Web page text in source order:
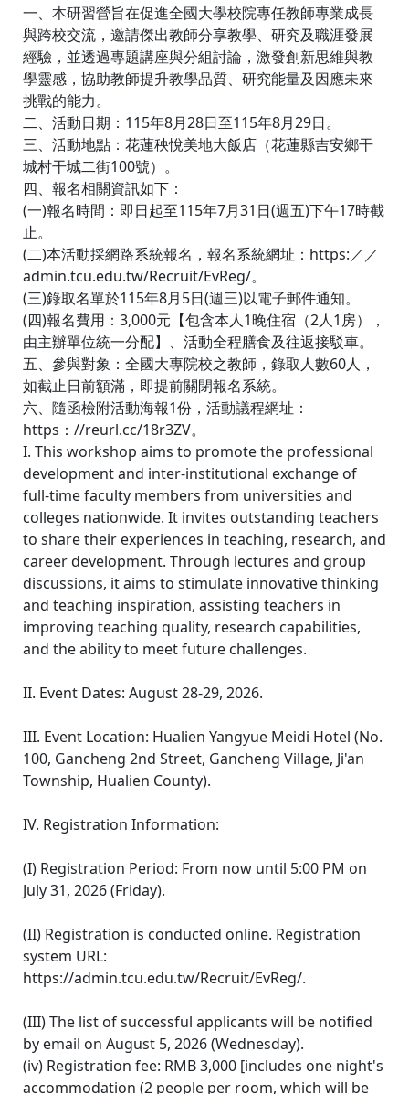
一、本研習營旨在促進全國大學校院專任教師專業成長
與跨校交流，邀請傑出教師分享教學、研究及職涯發展
經驗，並透過專題講座與分組討論，激發創新思維與教
學靈感，協助教師提升教學品質、研究能量及因應未來
挑戰的能力。
二、活動日期：115年8月28日至115年8月29日。
三、活動地點：花蓮秧悅美地大飯店（花蓮縣吉安鄉干
城村干城二街100號）。
四、報名相關資訊如下：
(一)報名時間：即日起至115年7月31日(週五)下午17時截
止。
(二)本活動採網路系統報名，報名系統網址：https:／／
admin.tcu.edu.tw/Recruit/EvReg/。
(三)錄取名單於115年8月5日(週三)以電子郵件通知。
(四)報名費用：3,000元【包含本人1晚住宿（2人1房），
由主辦單位統一分配】、活動全程膳食及往返接駁車。
五、參與對象：全國大專院校之教師，錄取人數60人，
如截止日前額滿，即提前關閉報名系統。
六、隨函檢附活動海報1份，活動議程網址：
https：//reurl.cc/18r3ZV。
I. This workshop aims to promote the professional
development and inter-institutional exchange of
full-time faculty members from universities and
colleges nationwide. It invites outstanding teachers
to share their experiences in teaching, research, and
career development. Through lectures and group
discussions, it aims to stimulate innovative thinking
and teaching inspiration, assisting teachers in
improving teaching quality, research capabilities,
and the ability to meet future challenges.
II. Event Dates: August 28-29, 2026.
III. Event Location: Hualien Yangyue Meidi Hotel (No.
100, Gancheng 2nd Street, Gancheng Village, Ji'an
Township, Hualien County).
IV. Registration Information:
(I) Registration Period: From now until 5:00 PM on
July 31, 2026 (Friday).
(II) Registration is conducted online. Registration
system URL:
https://admin.tcu.edu.tw/Recruit/EvReg/.
(III) The list of successful applicants will be notified
by email on August 5, 2026 (Wednesday).
(iv) Registration fee: RMB 3,000 [includes one night's
accommodation (2 people per room, which will be